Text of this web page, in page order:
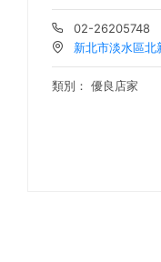
02-26205748
新北市淡水區
類別： 優良店家